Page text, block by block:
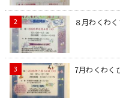
８月わくわく
7月わくわく